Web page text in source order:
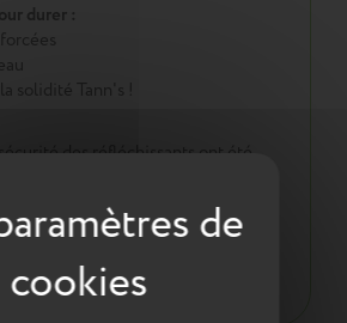
durer :
solidité Tann's !
des réfléchissants ont été
responsable :
de votre enfant : respect des
européennes ReACH